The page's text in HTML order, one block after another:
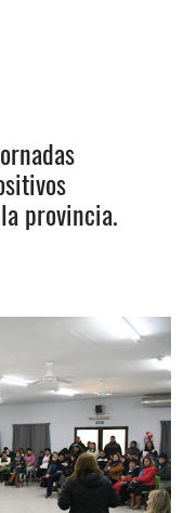
provincia.